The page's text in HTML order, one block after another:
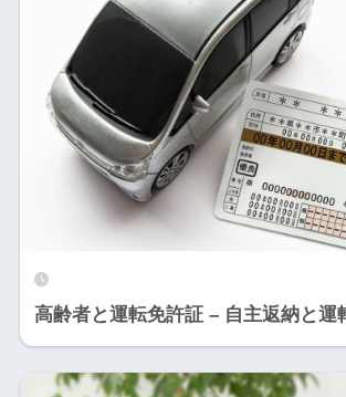
高齢者と運転免許証 – 自主返納と運